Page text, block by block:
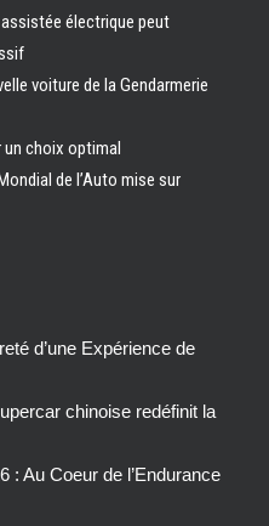
électrique peut
voiture de la Gendarmerie
choix optimal
de l’Auto mise sur
d’une Expérience de
chinoise redéfinit la
: Au Coeur de l’Endurance